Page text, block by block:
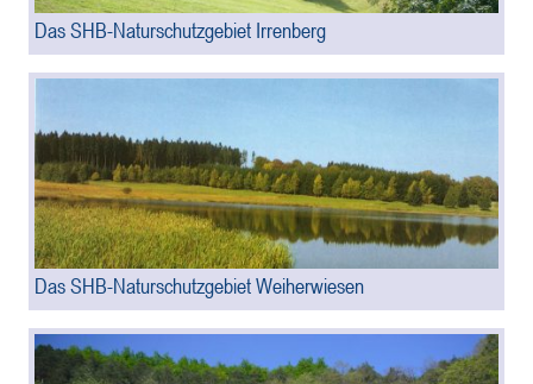
Das SHB-Naturschutzgebiet Irrenberg
Das SHB-Naturschutzgebiet Weiherwiesen